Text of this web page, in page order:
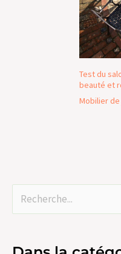
Test du
beauté et
Mobilier